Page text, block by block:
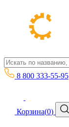
8 800 333-55-95
Корзина(0)